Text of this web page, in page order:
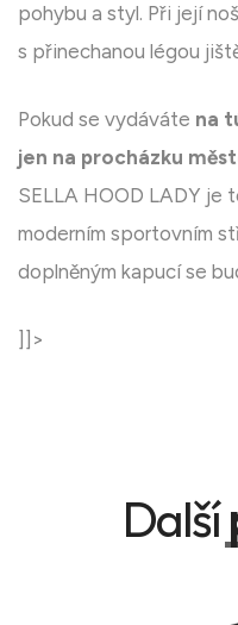
pohybu a styl. Při její
s přinechanou légou
Pokud se vydáváte na
jen na procházku
SELLA HOOD LADY je
moderním sportovním
doplněným kapucí se
]]>
Další